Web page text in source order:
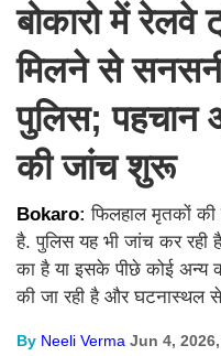
बोकारो में
मिलने से
पुलिस; पहचान
की जांच शुरू
Bokaro:फिलहाल मृतकों की
है. पुलिस यह भी जांच कर रही
का है या इसके पीछे कोई अन्य
की जा रही है और घटनास्थल से
By Neeli Verma Jun 4,